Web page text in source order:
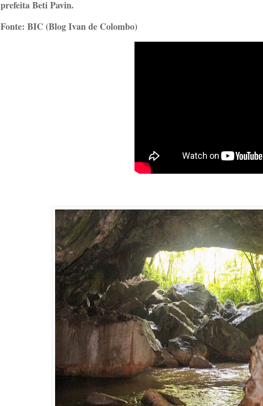
prefeita Beti Pavin.
Fonte: BIC (Blog Ivan de Colombo)